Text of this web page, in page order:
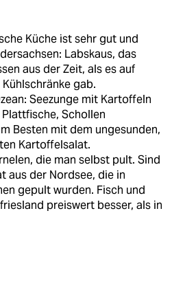
Küche ist sehr gut und
Labskaus, das
aus der Zeit, als es auf
gab.
Seezunge mit Kartoffeln
Schollen
Besten mit dem ungesunden,
Kartoffelsalat.
die man selbst pult. Sind
aus der Nordsee, die in
gepult wurden. Fisch und
preiswert besser, als in